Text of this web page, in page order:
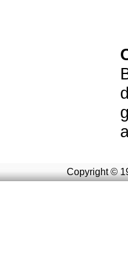
g
Copyright ©